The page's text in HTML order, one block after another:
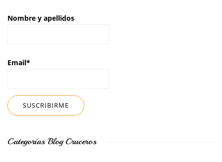
Nombre y apellidos
Email*
Categorías Blog Cruceros